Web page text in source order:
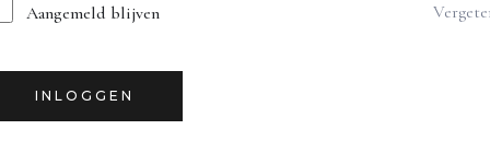
Aangemeld blijven
INLOGGEN